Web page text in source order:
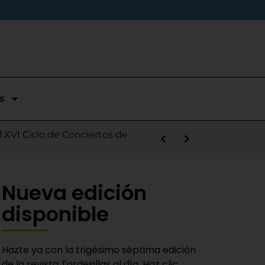
temporada en Segunda
Nieves
Ciclo de Conciertos de
sábado
la salida de Víctor Alonso
Fiestas del Novillo
Bravas y logra un puesto
adaptado a la actualidad»
Nueva edición
disponible
Hazte ya con la trigésimo séptima edición